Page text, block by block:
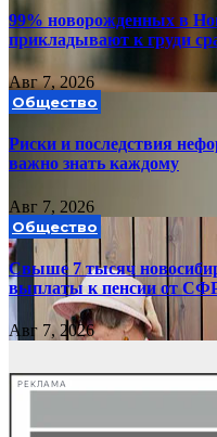
99% новорожденных в
прикладывают к груди
Авг 7, 2026
Общество
Риски и последствия
важно знать каждому
Авг 7, 2026
Общество
Свыше 7 тысяч
выплаты к пенсии от
Авг 7, 2026
РЕКЛАМА